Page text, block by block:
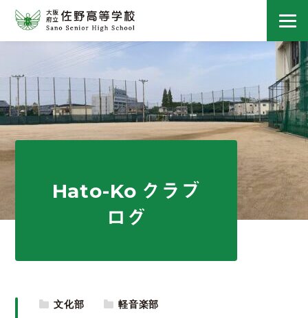
Hato-Ko クラブ
ログ
文化部 軽音楽部